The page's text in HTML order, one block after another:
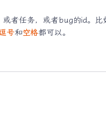
者任务，或者bug的id。比
号和空格都可以。